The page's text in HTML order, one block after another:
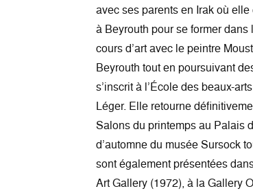
avec ses parents en Irak où
à Beyrouth pour se former dans
cours d’art avec le peintre
Beyrouth tout en poursuivant
s’inscrit à l’École des beaux-
Léger. Elle retourne
Salons du printemps au Palais
d’automne du musée Sursock
sont également présentées
Art Gallery (1972), à la Gallery